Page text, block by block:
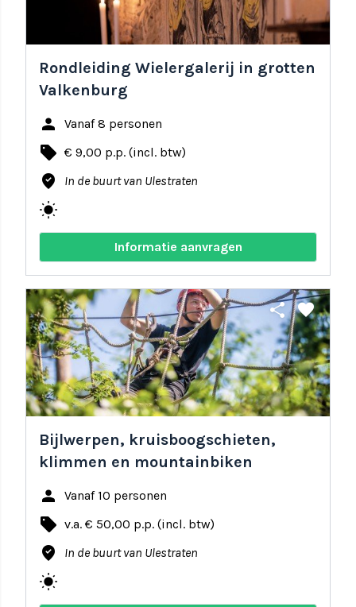
Rondleiding Wielergalerij in grotten
Valkenburg
person Vanaf 8 personen
local_offer € 9,00 p.p. (incl. btw)
where_to_vote In de buurt van Ulestraten
wb_sunny
Informatie aanvragen
share favorite
Bijlwerpen, kruisboogschieten,
klimmen en mountainbiken
person Vanaf 10 personen
local_offer v.a. € 50,00 p.p. (incl. btw)
where_to_vote In de buurt van Ulestraten
wb_sunny